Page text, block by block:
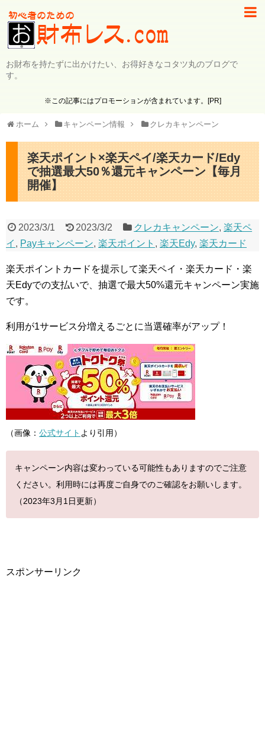
お財布を持たずに出かけたい、お得好きなコタツ丸のブログで
す。
※この記事にはプロモーションが含まれています。[PR]
ホーム キャンペーン情報 クレカキャンペーン
楽天ポイント×楽天ペイ/楽天カード/Edy
で抽選最大50％還元キャンペーン【毎月
開催】
2023/3/1 2023/3/2 クレカキャンペーン,楽天ペ
イ , Payキャンペーン, 楽天ポイント , 楽天Edy, 楽天カード
楽天ポイントカードを提示して楽天ペイ・楽天カード・楽
天Edyでの支払いで、抽選で最大50%還元キャンペーン実施
です。
利用が1サービス分増えるごとに当選確率がアップ！
（画像： 公式サイト より引用）
キャンペーン内容は変わっている可能性もありますのでご注意
ください。利用時には再度ご自身でのご確認をお願いします。
（2023年3月1日更新）
スポンサーリンク